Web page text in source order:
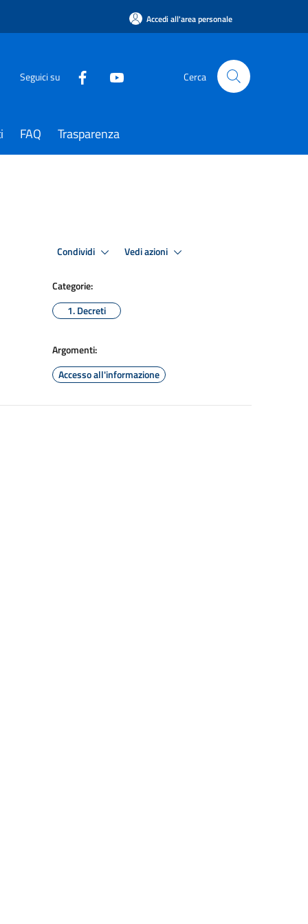
Accedi all'area personale
Seguici su Cerca
FAQ Trasparenza
Condividi Vedi azioni
Categorie:
1. Decreti
Argomenti:
Accesso all'informazione